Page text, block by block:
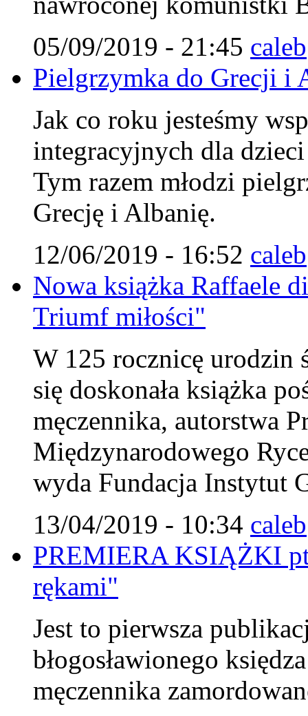
05/09/2019 - 21:45 caleb
Pielgrzymka do Grecji i
Jak co roku jesteśmy
integracyjnych dla
Tym razem młodzi
Grecję i Albanię.
12/06/2019 - 16:52 caleb
Nowa książka Raffaele
Triumf miłości"
W 125 rocznicę urodzin
się doskonała książka
męczennika, autorstwa
Międzynarodowego
wyda Fundacja Instytut
13/04/2019 - 10:34 caleb
PREMIERA KSIĄŻKI
rękami"
Jest to pierwsza
błogosławionego
męczennika